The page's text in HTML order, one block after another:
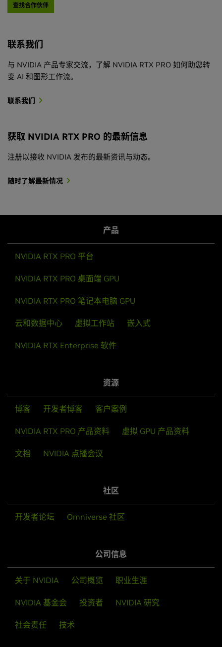
查找合作伙伴
联系我们
与 NVIDIA 产品专家交流，了解 NVIDIA RTX PRO 如何助您转
变 AI 和图形工作流。
联系我们
获取 NVIDIA RTX PRO 的最新信息
注册以接收 NVIDIA 发布的最新资讯与动态。
随时了解最新情况
产品
NVIDIA RTX PRO 平台
NVIDIA RTX PRO 桌面端 GPU
NVIDIA RTX PRO 笔记本电脑 GPU
云和数据中心 虚拟工作站 嵌入式
NVIDIA RTX Enterprise 软件
资源
博客 开发者博客 客户案例
NVIDIA RTX PRO 产品资料 虚拟 GPU 产品资料
文档 NVIDIA 点播会议
社区
开发者论坛 Omniverse 社区
公司信息
关于 NVIDIA 公司概览 职业生涯
NVIDIA 基金会 投资者 NVIDIA 研究
社会责任 技术